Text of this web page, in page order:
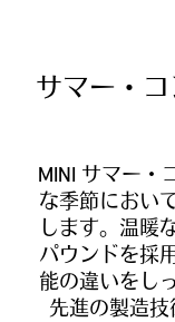
サマー・コ
MINI サマー・
な季節におい
します。温暖
パウンドを採
能の違いをし
先進の製造